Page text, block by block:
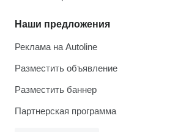
Наши предложения
Реклама на Autoline
Разместить объявление
Разместить баннер
Партнерская программа